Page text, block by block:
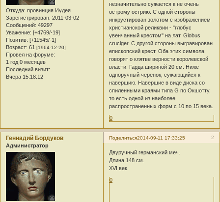
Откуда: провинция Иудея
Зарегистрирован: 2011-03-02
Сообщений: 49297
Уважение: [+4769/-19]
Позитив: [+11545/-1]
Возраст: 61 [1964-12-20]
Провел на форуме:
1 год 0 месяцев
Последний визит:
Вчера 15:18:12
незначительно сужается к не очень
острому острию. С одной стороны
инкрустирован золотом c изображением
христианской реликвии - "глобус
увенчанный крестом" на лат. Globus
cruciger. С другой стороны выгравирован
епископский крест. Оба этих символа
говорят о клятве верности королевской
власти. Гарда шириной 20 см. Ниже
одноручный черенок, сужающийся к
навершию. Навершие в виде диска со
спиленными краями типа G по Окшотту,
то есть одной из наиболее
распространенных форм с 10 по 15 века.
0
Поделиться 2
2014-09-11 17:33:25
Геннадий Бордуков
Администратор
Двуручный германский меч.
Длина 148 см.
XVI век.
0